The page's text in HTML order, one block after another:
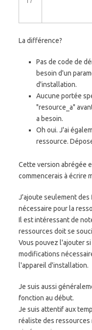
La différence?
Pas de code de
besoin d'un
d'installation.
Aucune portée
"resource_a"
a besoin.
Oh oui. J'ai
ressource.
Cette version abrégée
commencerais à écrire
J'ajoute seulement des
nécessaire pour la
Il est intéressant de
ressources doit se
Vous pouvez l'ajouter
modifications
l'appareil d'installation.
Je suis aussi
fonction au début.
Je suis attentif aux
réaliste des